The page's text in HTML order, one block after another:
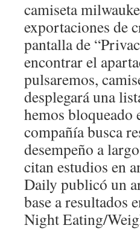
camiseta
exportaciones de
pantalla de
encontrar el
pulsaremos,
desplegará una
hemos bloqueado
compañía busca
desempeño a
citan estudios en
Daily publicó un
base a resultados
Night Eating/